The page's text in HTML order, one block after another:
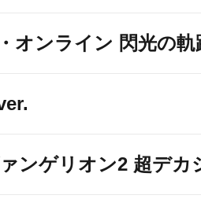
オンライン 閃光の軌
ンゲリオン2 超デカ